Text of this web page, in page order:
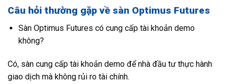
Câu hỏi thường gặp về sàn Optimus Futures
Sàn Optimus Futures có cung cấp tài khoản demo
không?
Có, sàn cung cấp tài khoản demo để nhà đầu tư thực hành
giao dịch mà không rủi ro tài chính.